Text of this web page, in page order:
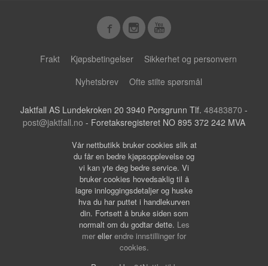
Frakt Kjøpsbetingelser
Sikkerhet og personvern
Nyhetsbrev
Ofte stilte spørsmål
Jaktfall AS Lundekroken 20 3940 Porsgrunn Tlf. 48483870 -
post@jaktfall.no - Foretaksregisteret NO 895 372 242 MVA
Vår nettbutikk bruker cookies slik at
du får en bedre kjøpsopplevelse og
vi kan yte deg bedre service. Vi
bruker cookies hovedsaklig til å
lagre innloggingsdetaljer og huske
hva du har puttet i handlekurven
din. Fortsett å bruke siden som
normalt om du godtar dette. Les
mer ellerendre innstillinger for
cookies.